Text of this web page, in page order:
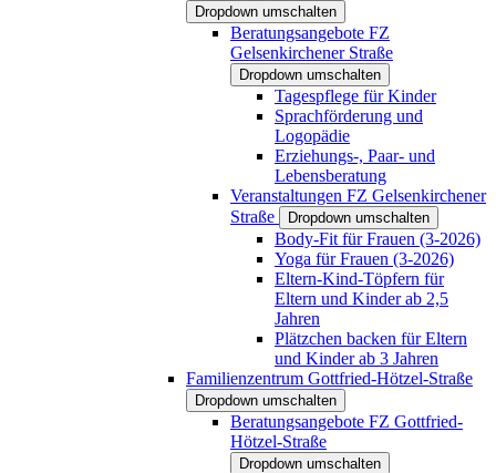
Dropdown umschalten
Beratungsangebote FZ
Gelsenkirchener Straße
Dropdown umschalten
Tagespflege für Kinder
Sprachförderung und
Logopädie
Erziehungs-, Paar- und
Lebensberatung
Veranstaltungen FZ Gelsenkirchener
Straße
Dropdown umschalten
Body-Fit für Frauen (3-2026)
Yoga für Frauen (3-2026)
Eltern-Kind-Töpfern für
Eltern und Kinder ab 2,5
Jahren
Plätzchen backen für Eltern
und Kinder ab 3 Jahren
Familienzentrum Gottfried-Hötzel-Straße
Dropdown umschalten
Beratungsangebote FZ Gottfried-
Hötzel-Straße
Dropdown umschalten